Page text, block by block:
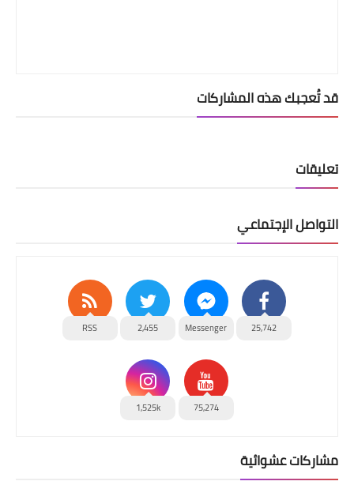
قد تُعجبك هذه المشاركات
تعليقات
التواصل الإجتماعي
25,742
Messenger
2,455
RSS
75,274
1,525k
مشاركات عشوائية